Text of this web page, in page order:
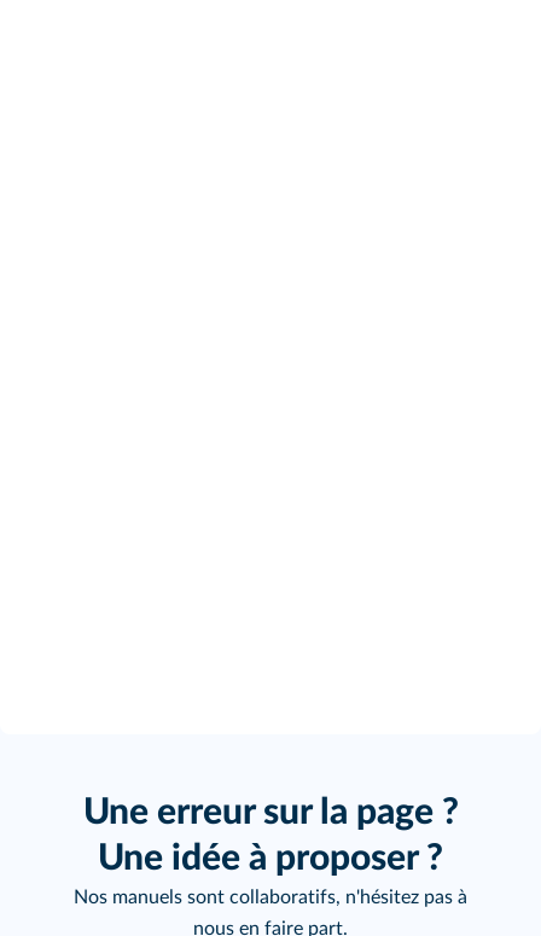
Une erreur sur la page ?
Une idée à proposer ?
Nos manuels sont collaboratifs, n'hésitez pas à
nous en faire part.